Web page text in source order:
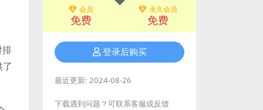
排
会员
免费
永久会员
免费
登录后购买
最近更新: 2024-08-26
下载遇到问题？可联系客服或反馈